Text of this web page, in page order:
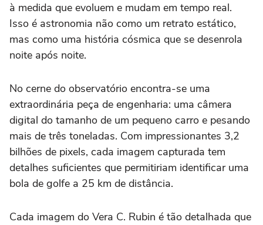
à medida que evoluem e mudam em tempo real.
Isso é astronomia não como um retrato estático,
mas como uma história cósmica que se desenrola
noite após noite.
No cerne do observatório encontra-se uma
extraordinária peça de engenharia: uma câmera
digital do tamanho de um pequeno carro e pesando
mais de três toneladas. Com impressionantes 3,2
bilhões de pixels, cada imagem capturada tem
detalhes suficientes que permitiriam identificar uma
bola de golfe a 25 km de distância.
Cada imagem do Vera C. Rubin é tão detalhada que